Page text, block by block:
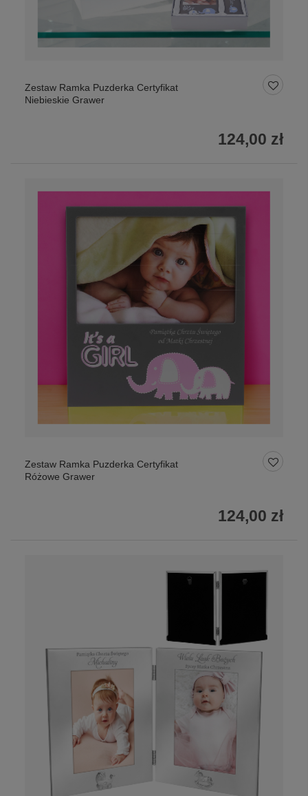
Zestaw Ramka Puzderka Certyfikat
Niebieskie Grawer
124,00 zł
Zestaw Ramka Puzderka Certyfikat
Różowe Grawer
124,00 zł